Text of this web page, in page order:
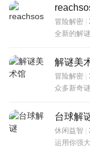
冒险解密 |
全新的解
解谜美
冒险解密 |
众多新奇
台球解
休闲益智 |
运用你强